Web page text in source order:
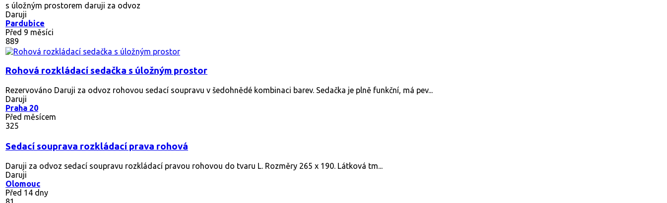
s úložným prostorem daruji za odvoz
Daruji
Pardubice
Před 9 měsíci
889
Rohová rozkládací sedačka s úložným prostor
Rezervováno Daruji za odvoz rohovou sedací soupravu v šedohnědé kombinaci barev. Sedačka je plně funkční, má pev...
Daruji
Praha 20
Před měsícem
325
Sedací souprava rozkládací prava rohová
Daruji za odvoz sedací soupravu rozkládací pravou rohovou do tvaru L. Rozměry 265 x 190. Látková tm...
Daruji
Olomouc
Před 14 dny